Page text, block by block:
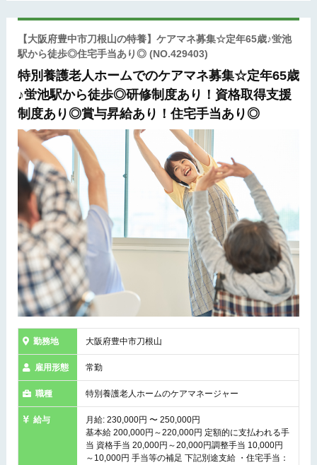
【大阪府豊中市刀根山の特養】ケアマネ募集☆定年65歳♪蛍池
駅から徒歩◎住宅手当あり◎ (NO.429403)
特別養護老人ホームでのケアマネ募集☆定年65歳
♪蛍池駅から徒歩◎研修制度あり！資格取得支援
制度あり◎賞与昇給あり！住宅手当あり◎
勤務地 大阪府豊中市刀根山
雇用形態 常勤
職種 特別養護老人ホームのケアマネージャー
給与
月給: 230,000円 〜 250,000円
基本給 200,000円～220,000円 定額的に支払われる手
当 資格手当 20,000円～20,000円調整手当 10,000円
～10,000円 手当等の補足 下記別途支給 ・住宅手当：